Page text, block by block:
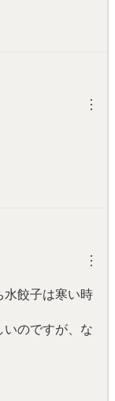
︙
︙
水餃子は寒い時
いのですが、な